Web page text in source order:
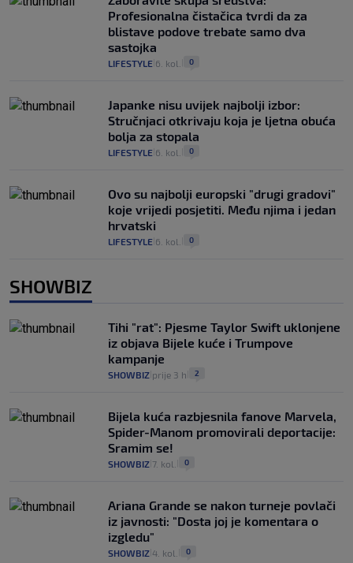
Profesionalna čistačica tvrdi da za
blistave podove trebate samo dva
sastojka
LIFESTYLE 6. kol. 0
Japanke nisu uvijek najbolji izbor:
Stručnjaci otkrivaju koja je ljetna obuća
bolja za stopala
LIFESTYLE 6. kol. 0
Ovo su najbolji europski "drugi gradovi"
koje vrijedi posjetiti. Među njima i jedan
hrvatski
LIFESTYLE 6. kol. 0
SHOWBIZ
Tihi "rat": Pjesme Taylor Swift uklonjene
iz objava Bijele kuće i Trumpove
kampanje
SHOWBIZ prije 3 h 2
Bijela kuća razbjesnila fanove Marvela,
Spider-Manom promovirali deportacije:
Sramim se!
SHOWBIZ 7. kol. 0
Ariana Grande se nakon turneje povlači
iz javnosti: "Dosta joj je komentara o
izgledu"
SHOWBIZ 4. kol. 0